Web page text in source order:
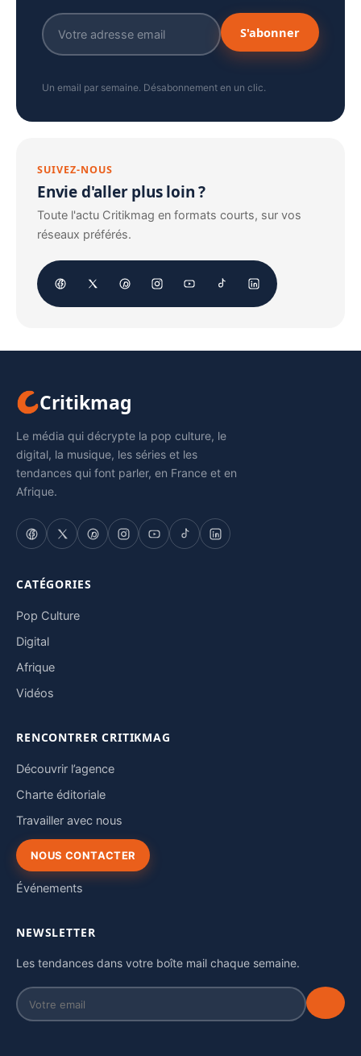
S'abonner
Un email par semaine. Désabonnement en un clic.
SUIVEZ-NOUS
Envie d'aller plus loin ?
Toute l'actu Critikmag en formats courts, sur vos
réseaux préférés.
Critikmag
Le média qui décrypte la pop culture, le
digital, la musique, les séries et les
tendances qui font parler, en France et en
Afrique.
CATÉGORIES
Pop Culture
Digital
Afrique
Vidéos
RENCONTRER CRITIKMAG
Découvrir l’agence
Charte éditoriale
Travailler avec nous
NOUS CONTACTER
Événements
NEWSLETTER
Les tendances dans votre boîte mail chaque semaine.